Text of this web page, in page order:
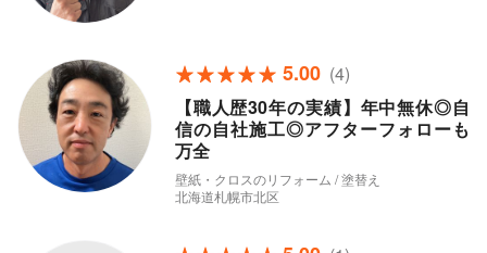
5.00 (4)
【職人歴30年の実績】年中無休◎自
信の自社施工◎アフターフォローも
万全
壁紙・クロスのリフォーム / 塗替え
北海道札幌市北区